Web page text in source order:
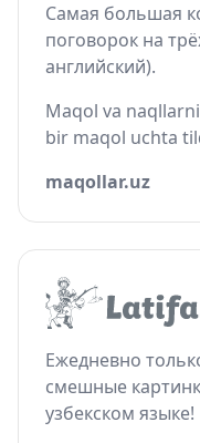
Самая большая
поговорок на
английский).
Maqol va
bir maqol uchta
maqollar.uz
Ежедневно
смешные
узбекском языке!